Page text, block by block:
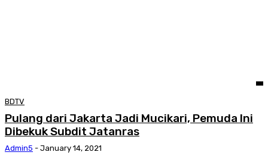
BDTV
Pulang dari Jakarta Jadi Mucikari, Pemuda Ini
Dibekuk Subdit Jatanras
Admin5 - January 14, 2021